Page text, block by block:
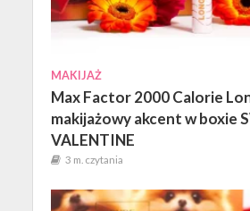
MAKIJAŻ
Max Factor 2000 Calorie
makijażowy akcent w boxie
VALENTINE
3 m. czytania